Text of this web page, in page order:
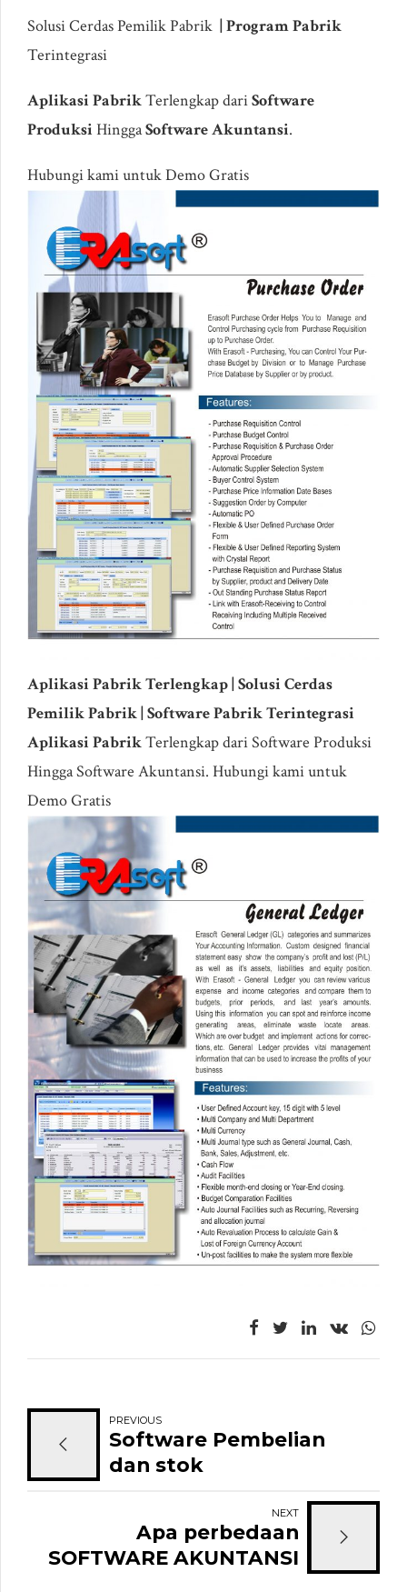
Solusi Cerdas Pemilik Pabrik | Program Pabrik
Terintegrasi
Aplikasi PabrikTerlengkap dariSoftware
Produksi HinggaSoftware Akuntansi.
Hubungi kami untuk Demo Gratis
Aplikasi Pabrik Terlengkap | Solusi Cerdas
Pemilik Pabrik | Software Pabrik Terintegrasi
Aplikasi PabrikTerlengkap dari Software Produksi
Hingga Software Akuntansi. Hubungi kami untuk
Demo Gratis
PREVIOUS
Software Pembelian
dan stok
NEXT
Apa perbedaan
SOFTWARE AKUNTANSI